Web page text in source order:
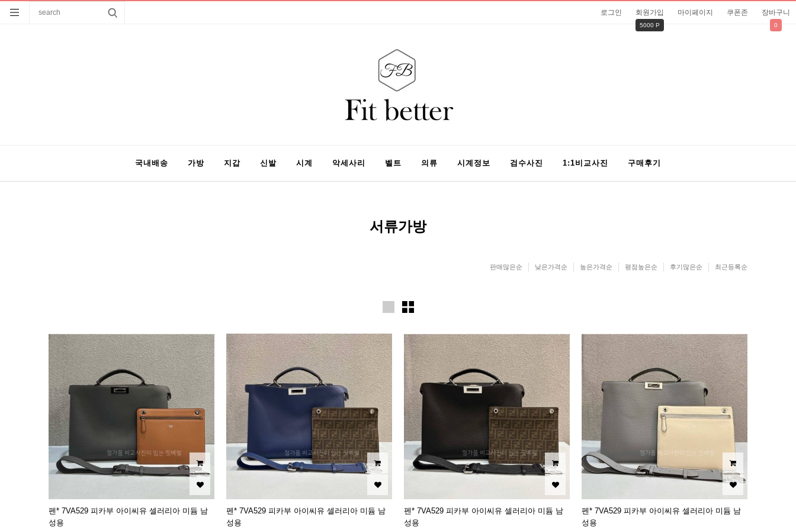
로그인 회원가입
5000 P
마이페이지 쿠폰존 장바구니
0
국내배송 가방 지갑 신발 시계 악세사리 벨트 의류 시계정보 검수사진 1:1비교사진 구매후기
서류가방
판매많은순 낮은가격순 높은가격순 평점높은순 후기많은순 최근등록순
펜* 7VA529 피카부 아이씨유 셀러리아 미듐 남
성용
펜* 7VA529 피카부 아이씨유 셀러리아 미듐 남
성용
펜* 7VA529 피카부 아이씨유 셀러리아 미듐 남
성용
펜* 7VA529 피카부 아이씨유 셀러리아 미듐 남
성용